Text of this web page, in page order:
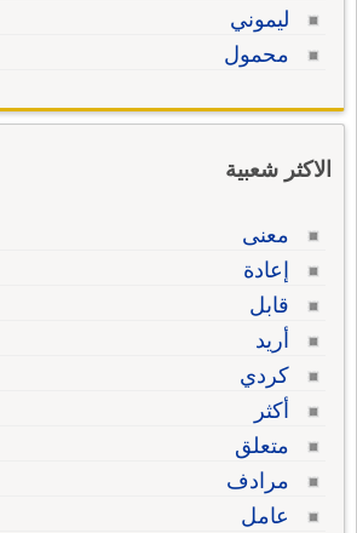
ليموني
محمول
الاكثر شعبية
معنى
إعادة
قابل
أريد
كردي
أكثر
متعلق
مرادف
عامل